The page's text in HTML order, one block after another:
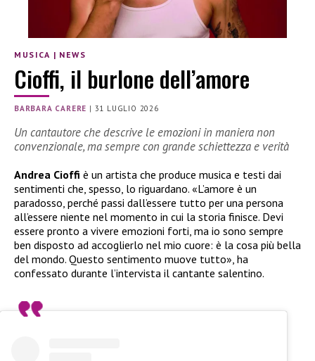
MUSICA | NEWS
Cioffi, il burlone dell’amore
BARBARA CARERE | 31 LUGLIO 2026
Un cantautore che descrive le emozioni in maniera non
convenzionale, ma sempre con grande schiettezza e verità
Andrea Cioffi è un artista che produce musica e testi dai
sentimenti che, spesso, lo riguardano. «L’amore è un
paradosso, perché passi dall’essere tutto per una persona
all’essere niente nel momento in cui la storia finisce. Devi
essere pronto a vivere emozioni forti, ma io sono sempre
ben disposto ad accoglierlo nel mio cuore: è la cosa più bella
del mondo. Questo sentimento muove tutto», ha
confessato durante l’intervista il cantante salentino.